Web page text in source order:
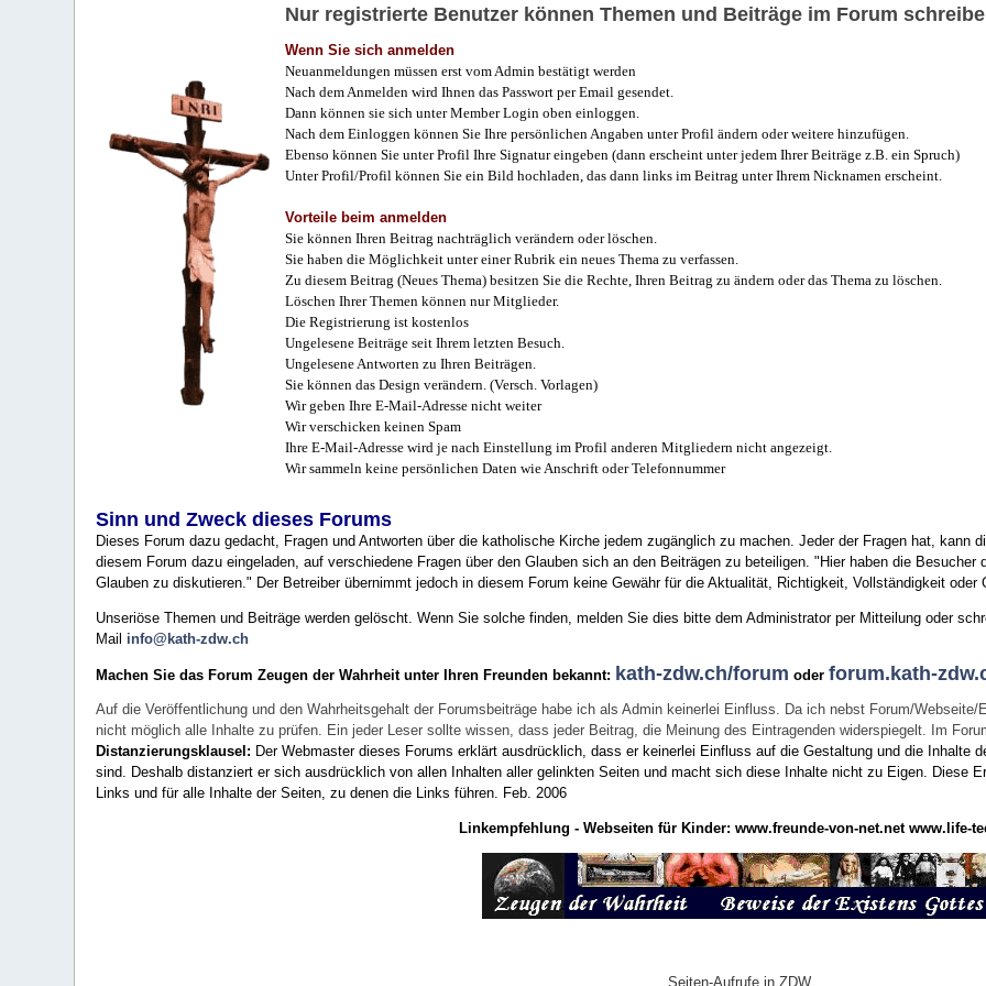
Nur registrierte Benutzer können Themen und Beiträge im Forum
Wenn Sie sich anmelden
Neuanmeldungen müssen erst vom Admin bestätigt werden
Nach dem Anmelden wird Ihnen das Passwort per Email gesendet.
Dann können sie sich unter Member Login oben einloggen.
Nach dem Einloggen können Sie Ihre persönlichen Angaben unter Profil ändern oder weitere hinzufügen.
Ebenso können Sie unter Profil Ihre Signatur eingeben (dann erscheint unter jedem Ihrer Beiträge z.B. ein Spruch)
Unter Profil/Profil können Sie ein Bild hochladen, das dann links im Beitrag unter Ihrem Nicknamen erscheint.
Vorteile beim anmelden
Sie können Ihren Beitrag nachträglich verändern oder löschen.
Sie haben die Möglichkeit unter einer Rubrik ein neues Thema zu verfassen.
Zu diesem Beitrag (Neues Thema) besitzen Sie die Rechte, Ihren Beitrag zu ändern oder das Thema zu löschen.
Löschen Ihrer Themen können nur Mitglieder.
Die Registrierung ist kostenlos
Ungelesene Beiträge seit Ihrem letzten Besuch.
Ungelesene Antworten zu Ihren Beiträgen.
Sie können das Design verändern. (Versch. Vorlagen)
Wir geben Ihre E-Mail-Adresse nicht weiter
Wir verschicken keinen Spam
Ihre E-Mail-Adresse wird je nach Einstellung im Profil anderen Mitgliedern nicht angezeigt.
Wir sammeln keine persönlichen Daten wie Anschrift oder Telefonnummer
Sinn und Zweck dieses Forums
Dieses Forum dazu gedacht, Fragen und Antworten über die katholische Kirche jedem zugänglich zu machen. Jeder der Fragen hat, kann
diesem Forum dazu eingeladen, auf verschiedene Fragen über den Glauben sich an den Beiträgen zu beteiligen. "Hier haben die
Glauben zu diskutieren." Der Betreiber übernimmt jedoch in diesem Forum keine Gewähr für die Aktualität, Richtigkeit, Vollständigkeit
Unseriöse Themen und Beiträge werden gelöscht. Wenn Sie solche finden, melden Sie dies bitte dem Administrator per Mitteilung oder
Mail info@kath-zdw.ch
Machen Sie das Forum Zeugen der Wahrheit unter Ihren Freunden bekannt: kath-zdw.ch/forum oderforum.kath-
Auf die Veröffentlichung und den Wahrheitsgehalt der Forumsbeiträge habe ich als Admin keinerlei Einfluss. Da ich nebst Forum/
nicht möglich alle Inhalte zu prüfen. Ein jeder Leser sollte wissen, dass jeder Beitrag, die Meinung des Eintragenden widerspiegelt. Im
Distanzierungsklausel: Der Webmaster dieses Forums erklärt ausdrücklich, dass er keinerlei Einfluss auf die Gestaltung und die Inhalte
sind. Deshalb distanziert er sich ausdrücklich von allen Inhalten aller gelinkten Seiten und macht sich diese Inhalte nicht zu Eigen. Diese
Links und für alle Inhalte der Seiten, zu denen die Links führen. Feb. 2006
Linkempfehlung - Webseiten für Kinder: www.freunde-von-net.net www.life-
Seiten-Aufrufe in ZDW